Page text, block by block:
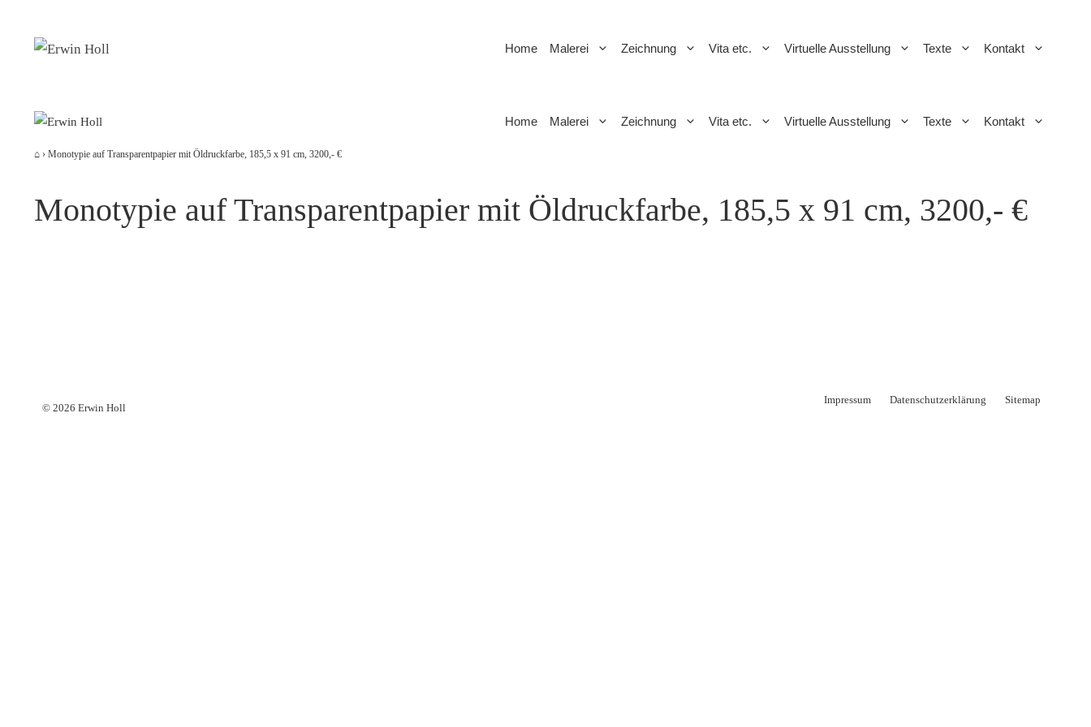
Home Malerei Zeichnung Vita etc. Virtuelle Ausstellung Texte Kontakt
Home Malerei Zeichnung Vita etc. Virtuelle Ausstellung Texte Kontakt
⌂ › Monotypie auf Transparentpapier mit Öldruckfarbe, 185,5 x 91 cm, 3200,- €
Monotypie auf Transparentpapier mit Öldruckfarbe, 185,5 x 91 cm, 3200,- €
Impressum Datenschutzerklärung Sitemap
© 2026 Erwin Holl